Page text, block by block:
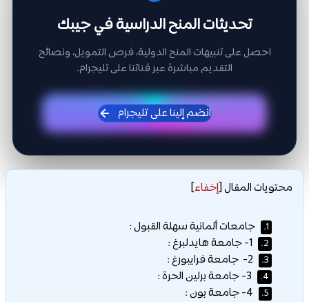
تحديثات المنح الدراسية في جيبك
احصل على تنبيهات المنح الدولية، فرص التمويل، ونصائح
التقديم مباشرة عبر قناتنا على تليجرام.
انضم إلينا على تليجرام
محتويات المقال[إخفاء]
1. جامعات ألمانية سهلة القبول :
2.
3.
4.
5.